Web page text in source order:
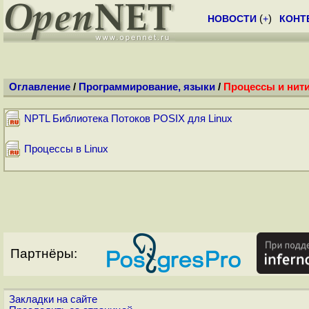
НОВОСТИ (+)
Оглавление / Программирование, языки / Процессы и
NPTL Библиотека Потоков POSIX для Linux
Процессы в Linux
Партнёры:
Закладки на сайте